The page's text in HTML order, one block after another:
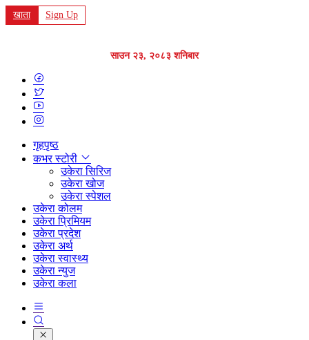
खाता Sign Up
साउन २३, २०८३ शनिबार
गृहपृष्ठ
कभर स्टोरी
उकेरा सिरिज
उकेरा खोज
उकेरा स्पेशल
उकेरा कोलम
उकेरा प्रिमियम
उकेरा प्रदेश
उकेरा अर्थ
उकेरा स्वास्थ्य
उकेरा न्युज
उकेरा कला